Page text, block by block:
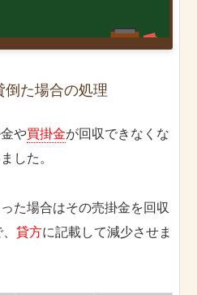
た場合の処理
や買掛金が回収できなくな
した。
た場合はその売掛金を回収
貸方に記載して減少させま